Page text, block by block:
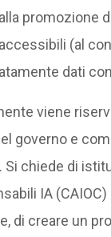
promozione
(al
dati
viene
governo e
Si chiede di
IA
di creare un